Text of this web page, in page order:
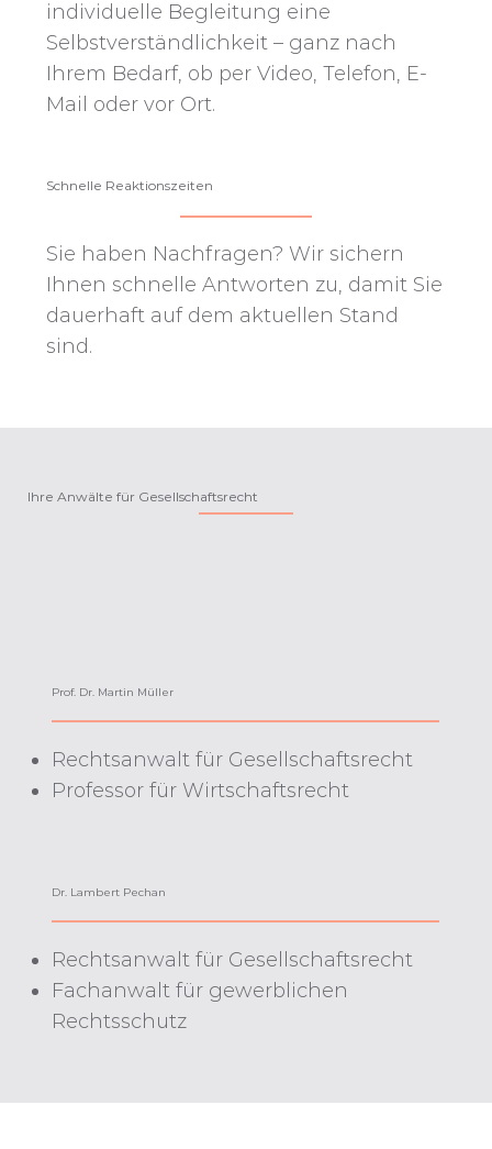
Schnelle Reaktionszeiten
Sie haben Nachfragen? Wir sichern
Ihnen schnelle Antworten zu, damit Sie
dauerhaft auf dem aktuellen Stand
sind.
individuelle Begleitung eine
Selbstverständlichkeit – ganz nach
Ihrem Bedarf, ob per Video, Telefon, E-
Mail oder vor Ort.
Ihre Anwälte für Gesellschaftsrecht
Dr. Lambert Pechan
Rechtsanwalt für Gesellschaftsrecht
Fachanwalt für gewerblichen
Rechtsschutz
Prof. Dr. Martin Müller
Rechtsanwalt für Gesellschaftsrecht
Professor für Wirtschaftsrecht